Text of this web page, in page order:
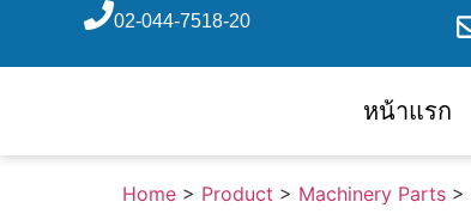
02-044-7518-20
หน้าแรก
Home > Product > Machinery Parts >